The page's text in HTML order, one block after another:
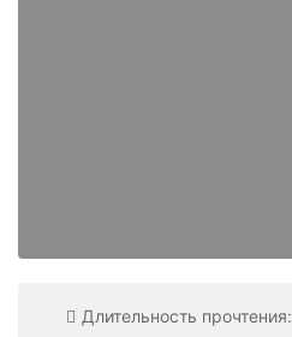
Длительность прочтения: